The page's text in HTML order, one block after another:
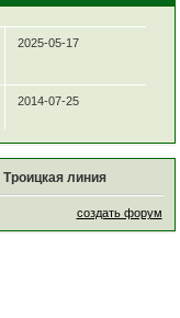
2025-05-17
2014-07-25
Троицкая линия
создать форум